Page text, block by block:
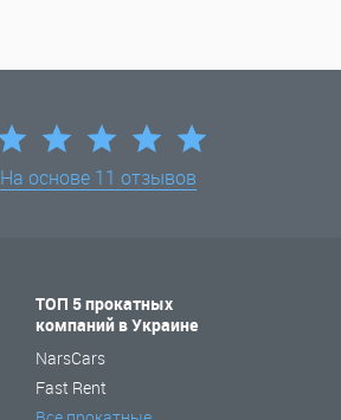
На основе 11 отзывов
ТОП 5 прокатных
компаний в Украине
NarsCars
Fast Rent